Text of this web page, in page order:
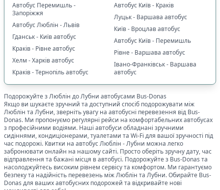
Автобус Перемишль -
Запоріжжя
Автобус Люблін - Львів
Гданськ - Київ автобус
Краків - Рівне автобус
Хелм - Харків автобус
Краків - Тернопіль автобус
Автобус Київ - Краків
Луцьк - Варшава автобус
Київ - Вроцлав автобус
Автобус Київ - Перемишль
Рівне - Варшава автобус
Івано-Франківськ - Варшава
автобус
Подорожуйте зЛюблін доЛубни автобусами Bus-Donas
Якщо ви шукаєте зручний та доступний спосіб подорожувати між
Люблін та Лубни, зверніть увагу на автобусні перевезення від Bus-
Donas. Ми пропонуємо регулярні рейси на комфортабельних автобусах
з професійними водіями. Наші автобуси обладнані зручними
сидіннями, кондиціонерами, туалетами та Wi-Fi для вашої зручності під
час подорожі. Квитки на автобусЛюблін -Лубни можна легко
забронювати онлайн на нашому сайті. Просто оберіть зручну дату, час
відправлення та бажані місця в автобусі. Подорожуйте з Bus-Donas та
насолоджуйтесь високим рівнем сервісу та комфортом. Ми гарантуємо
безпеку та надійність перевезень міжЛюблін та Лубни. Обирайте Bus-
Donas для ваших автобусних подорожей та відкривайте нові